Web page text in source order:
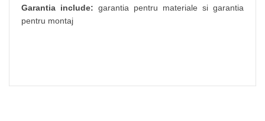
Garantia include: garantia pentru materiale si garantia
pentru montaj